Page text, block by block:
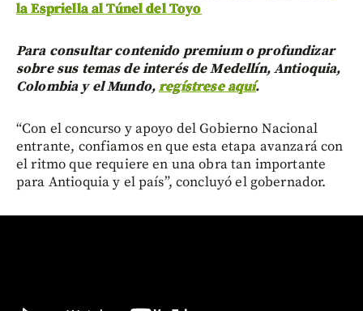
la Espriella al Túnel del Toyo
Para consultar contenido premium o profundizar
sobre sus temas de interés de Medellín, Antioquia,
Colombia y el Mundo,regístrese aquí.
“Con el concurso y apoyo del Gobierno Nacional
entrante, confiamos en que esta etapa avanzará con
el ritmo que requiere en una obra tan importante
para Antioquia y el país”, concluyó el gobernador.